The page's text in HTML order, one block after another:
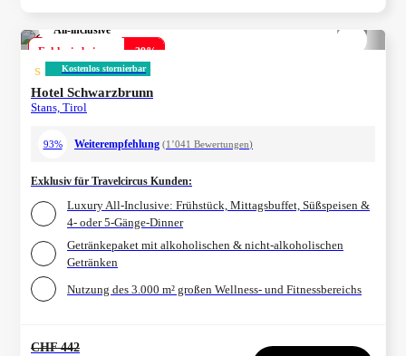
All-inclusive
Exklusiv bei uns
-39%
s Kostenlos stornierbar
Hotel Schwarzbrunn
Stans, Tirol
93% Weiterempfehlung (1’041 Bewertungen)
Exklusiv für Travelcircus Kunden:
Luxury All-Inclusive: Frühstück, Mittagsbuffet, Süßspeisen &
4- oder 5-Gänge-Dinner
Getränkepaket mit alkoholischen & nicht-alkoholischen
Getränken
Nutzung des 3.000 m² großen Wellness- und Fitnessbereichs
CHF 442